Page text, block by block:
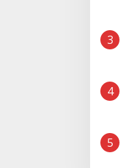
3
4
5